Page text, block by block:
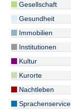
Gesellschaft
Gesundheit
Immobilien
Institutionen
Kultur
Kurorte
Nachtleben
Sprachenservice